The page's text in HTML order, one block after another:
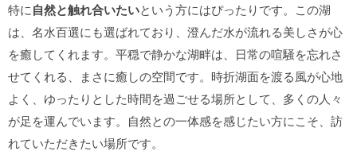
特に自然と触れ合いたいという方にはぴったりです。この湖
は、名水百選にも選ばれており、澄んだ水が流れる美しさが心
を癒してくれます。平穏で静かな湖畔は、日常の喧騒を忘れさ
せてくれる、まさに癒しの空間です。時折湖面を渡る風が心地
よく、ゆったりとした時間を過ごせる場所として、多くの人々
が足を運んでいます。自然との一体感を感じたい方にこそ、訪
れていただきたい場所です。